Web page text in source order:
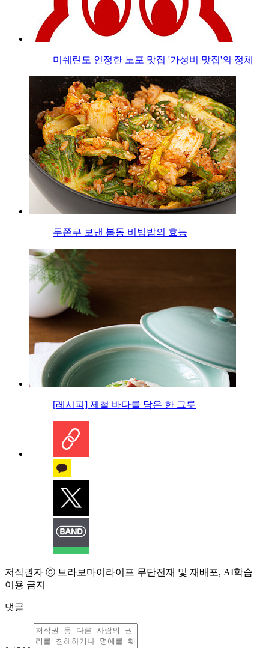
미쉐린도 인정한 노포 맛집 '가성비 맛집'의 정체
두쫀쿠 보낸 봄동 비빔밥의 효능
[레시피] 제철 바다를 담은 한 그릇
저작권자 ⓒ 브라보마이라이프 무단전재 및 재배포, AI학습
이용 금지
댓글